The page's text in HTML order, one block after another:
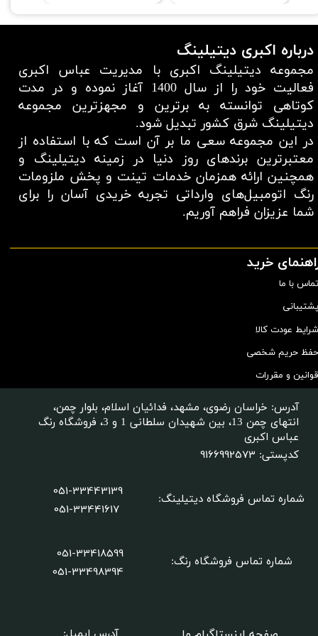
درباره اکبری دیتیلینگ
مجموعه دیتیلینگ اکبری با مدیریت عباس اکبری
فعالیت خود را از سال 1400 آغاز نموده و در مدت
کوتاهی توانسته به برترین و مجهزترین مجموعه
دیتیلینگ شرق کشور تبدیل شود.
در این مجموعه سعی ما بر آن است که با استفاده از
معتبر‌ترین برند‌های روز دنیا در زمینه دیتیلینگ و
همچنین ارائه همزمان خدمات تینت و پخش ملزومات
رنگ اتومبیل‌های وارداتی تجربه خریدی آسان را برای
شما عزیزان فراهم آوریم.​​​​​​​
خرید
تماس با ما
پشتیبانی
شرایط عودت کالا
حفظ حریم شخصی
قوانین و مقررات
شماره تماس فروشگاه دیتیلینگ:
051-33443139
051-33441617
آدرس: خراسان رضوی، مشهد، فدائیان اسلام، بلوار چمن،
انتهای چمن 13، بین شهیدان سلطانی 1 و 3، فروشگاه رنگ
عباس اکبری
کدپستی: 9166992573
شماره تماس فروشگاه رنگ:
051-33418599
​​​​​​​051-33498394